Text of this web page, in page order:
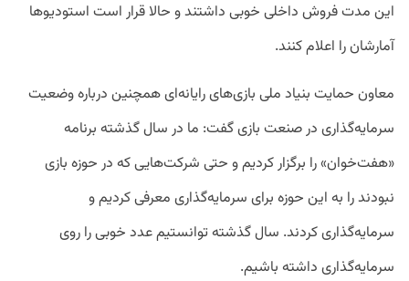
این مدت فروش داخلی خوبی داشتند و حالا قرار است استودیوها
آمارشان را اعلام کنند.
معاون حمایت بنیاد ملی بازی‌های رایانه‌ای همچنین درباره وضعیت
سرمایه‌گذاری در صنعت بازی گفت: ما در سال گذشته برنامه
«هفت‌خوان» را برگزار کردیم و حتی شرکت‌هایی که در حوزه بازی
نبودند را به این حوزه برای سرمایه‌گذاری معرفی کردیم و
سرمایه‌گذاری کردند. سال گذشته توانستیم عدد خوبی را روی
سرمایه‌گذاری داشته باشیم.